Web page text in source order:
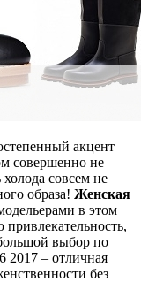
акцент
совершенно не
совсем не
образа! Женская
в этом
привлекательность,
выбор по
2017 – отличная
без